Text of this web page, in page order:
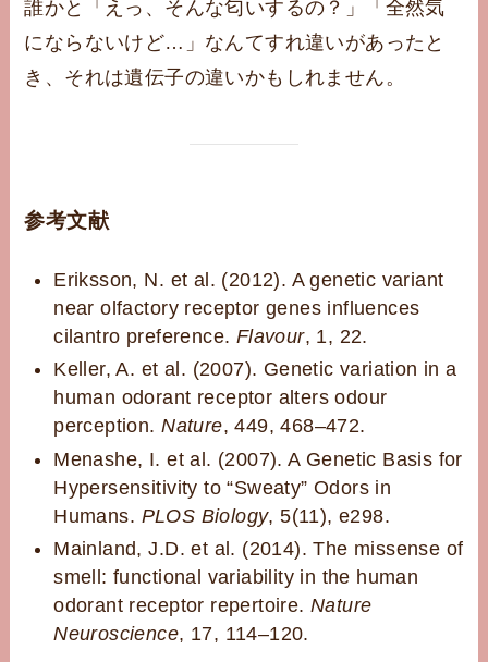
誰かと「えっ、そんな匂いするの？」「全然気
にならないけど…」なんてすれ違いがあったと
き、それは遺伝子の違いかもしれません。
参考文献
Eriksson, N. et al. (2012). A genetic variant
near olfactory receptor genes influences
cilantro preference. Flavour, 1, 22.
Keller, A. et al. (2007). Genetic variation in a
human odorant receptor alters odour
perception.Nature, 449, 468–472.
Menashe, I. et al. (2007). A Genetic Basis for
Hypersensitivity to “Sweaty” Odors in
Humans. PLOS Biology, 5(11), e298.
Mainland, J.D. et al. (2014). The missense of
smell: functional variability in the human
odorant receptor repertoire. Nature
Neuroscience, 17, 114–120.